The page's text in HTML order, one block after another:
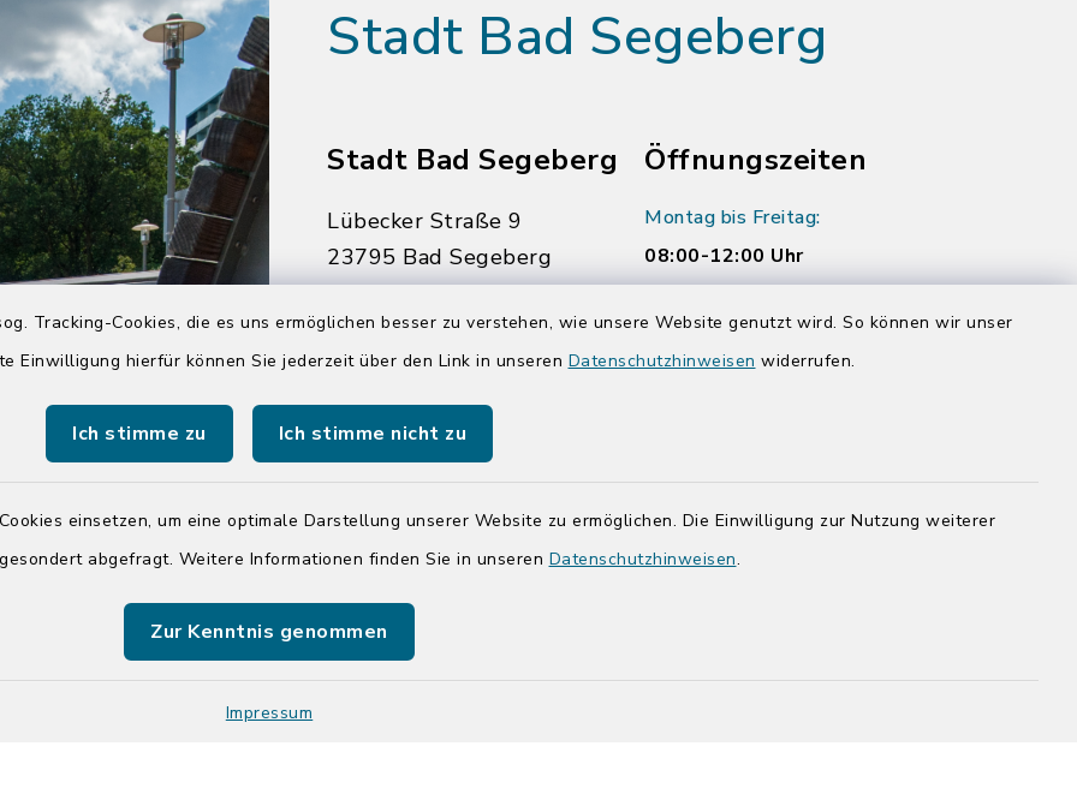
Tracking-Cookies, die es uns ermöglichen besser zu verstehen, wie unsere Website genutzt wird. So können wir unser
Einwilligung hierfür können Sie jederzeit über den Link in unseren Datenschutzhinweisen widerrufen.
Ich stimme zu Ich stimme nicht zu
einsetzen, um eine optimale Darstellung unserer Website zu ermöglichen. Die Einwilligung zur Nutzung weiterer
abgefragt. Weitere Informationen finden Sie in unseren Datenschutzhinweisen.
Zur Kenntnis genommen
Impressum
Stadt Bad Segeberg
Stadt Bad Segeberg
Lübecker Straße 9
23795 Bad Segeberg
04551 964-0
04551 964-111
youtube
Öffnungszeiten
Montag bis Freitag:
08:00-12:00 Uhr
Donnerstag zusätzlich:
14:00-17:00 Uhr
Quicklinks
Kreis Segeberg
Tourist-Info der Stadt Bad
Segeberg